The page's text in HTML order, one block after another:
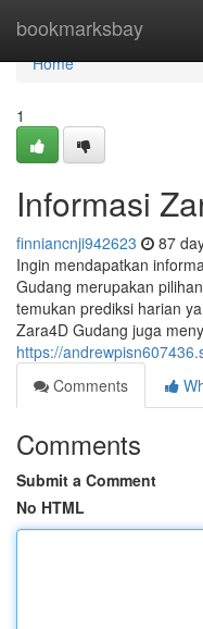
bookmarksbay
Home
Home
1
Informasi
finniancnji942623 87
Ingin mendapatkan
Gudang merupakan
temukan prediksi harian
Zara4D Gudang juga
https://
Comments
Comments
Submit a Comment
No HTML